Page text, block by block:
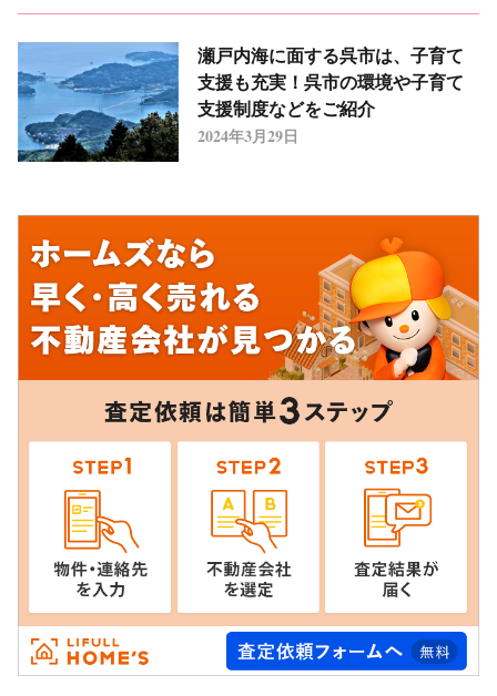
瀬戸内海に面する呉市は、子育て
支援も充実！呉市の環境や子育て
支援制度などをご紹介
2024年3月29日